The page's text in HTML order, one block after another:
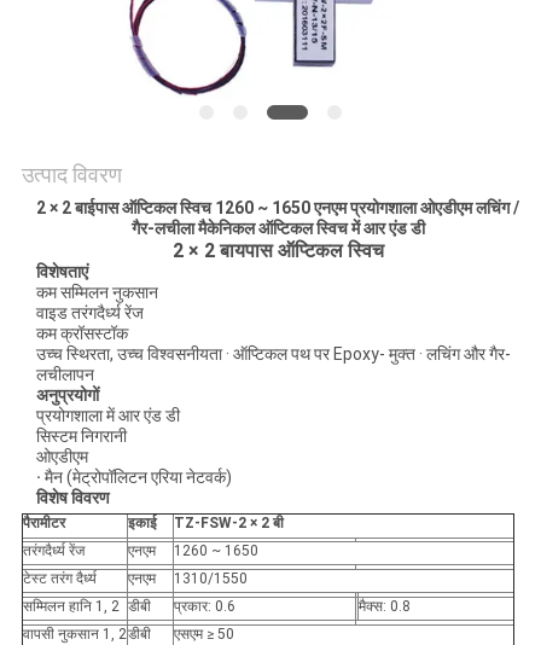
उत्पाद विवरण
2 × 2 बाईपास ऑप्टिकल स्विच 1260 ~ 1650 एनएम प्रयोगशाला ओएडीएम लचिंग /
गैर-लचीला मैकेनिकल ऑप्टिकल स्विच में आर एंड डी
2 × 2 बायपास ऑप्टिकल स्विच
विशेषताएं
कम सम्मिलन नुकसान
वाइड तरंगदैर्ध्य रेंज
कम क्रॉसस्टॉक
उच्च स्थिरता, उच्च विश्वसनीयता · ऑप्टिकल पथ पर Epoxy- मुक्त · लचिंग और गैर-
लचीलापन
अनुप्रयोगों
प्रयोगशाला में आर एंड डी
सिस्टम निगरानी
ओएडीएम
· मैन (मेट्रोपॉलिटन एरिया नेटवर्क)
विशेष विवरण
पैरामीटर इकाई
TZ-FSW-2 × 2 बी
तरंगदैर्ध्य रेंज
एनएम
1260 ~ 1650
टेस्ट तरंग दैर्ध्य
एनएम
1310/1550
सम्मिलन हानि 1, 2 डीबी प्रकार: 0.6
मैक्स: 0.8
वापसी नुकसान 1, 2डीबी
एसएम ≥ 50